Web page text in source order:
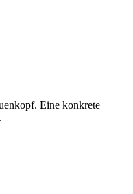
Eine konkrete